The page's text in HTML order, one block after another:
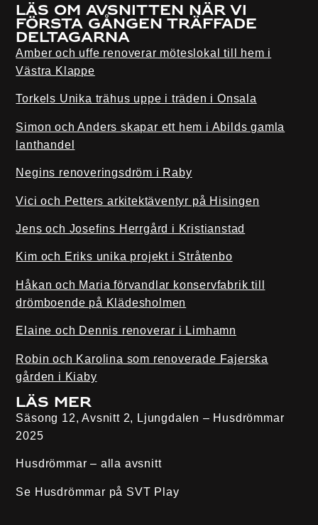
Läs om avsnitten när vi
första gången träffade
deltagarna
Amber och uffe renoverar möteslokal till hem i
Västra Klappe
Torkels Unika trähus uppe i träden i Onsala
Simon och Anders skapar ett hem i Abilds gamla
lanthandel
Negins renoveringsdröm i Raby
Vici och Petters arkitektäventyr på Hisingen
Jens och Josefins Herrgård i Kristianstad
Kim och Eriks unika projekt i Stråtenbo
Håkan och Maria förvandlar konservfabrik till
drömboende på Klädesholmen
Elaine och Dennis renoverar i Limhamn
Robin och Karolina som renoverade Fajerska
gården i Kiaby
Läs mer
Säsong 12, Avsnitt 2, Ljungdalen – Husdrömmar
2025
Husdrömmar – alla avsnitt
Se Husdrömmar på SVT Play